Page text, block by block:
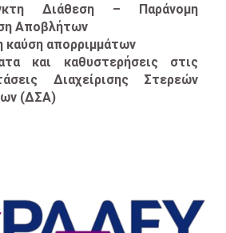
Διάθεση – Παράνομη
Αποβλήτων
καύση απορριμμάτων
και καθυστερήσεις στις
Διαχείρισης Στερεών
(ΔΣΑ)